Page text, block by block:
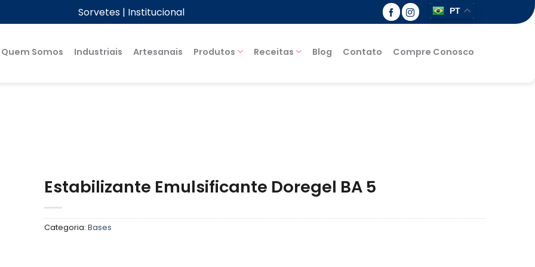
Sorvetes| Institucional PT
Quem Somos Industriais Artesanais Produtos Receitas Blog Contato Compre Conosco
Estabilizante Emulsificante Doregel BA 5
Categoria: Bases